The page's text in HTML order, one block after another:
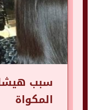
سبب
المكواة